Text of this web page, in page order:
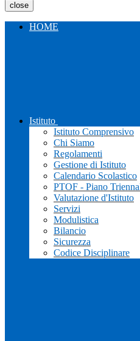
close
HOME
Istituto
Istituto Comprensivo
Chi Siamo
Regolamenti
Gestione di Istituto
Calendario Scolastico
PTOF - Piano
Valutazione d'Istituto
Servizi
Modulistica
Bilancio
Sicurezza
Codice Disciplinare